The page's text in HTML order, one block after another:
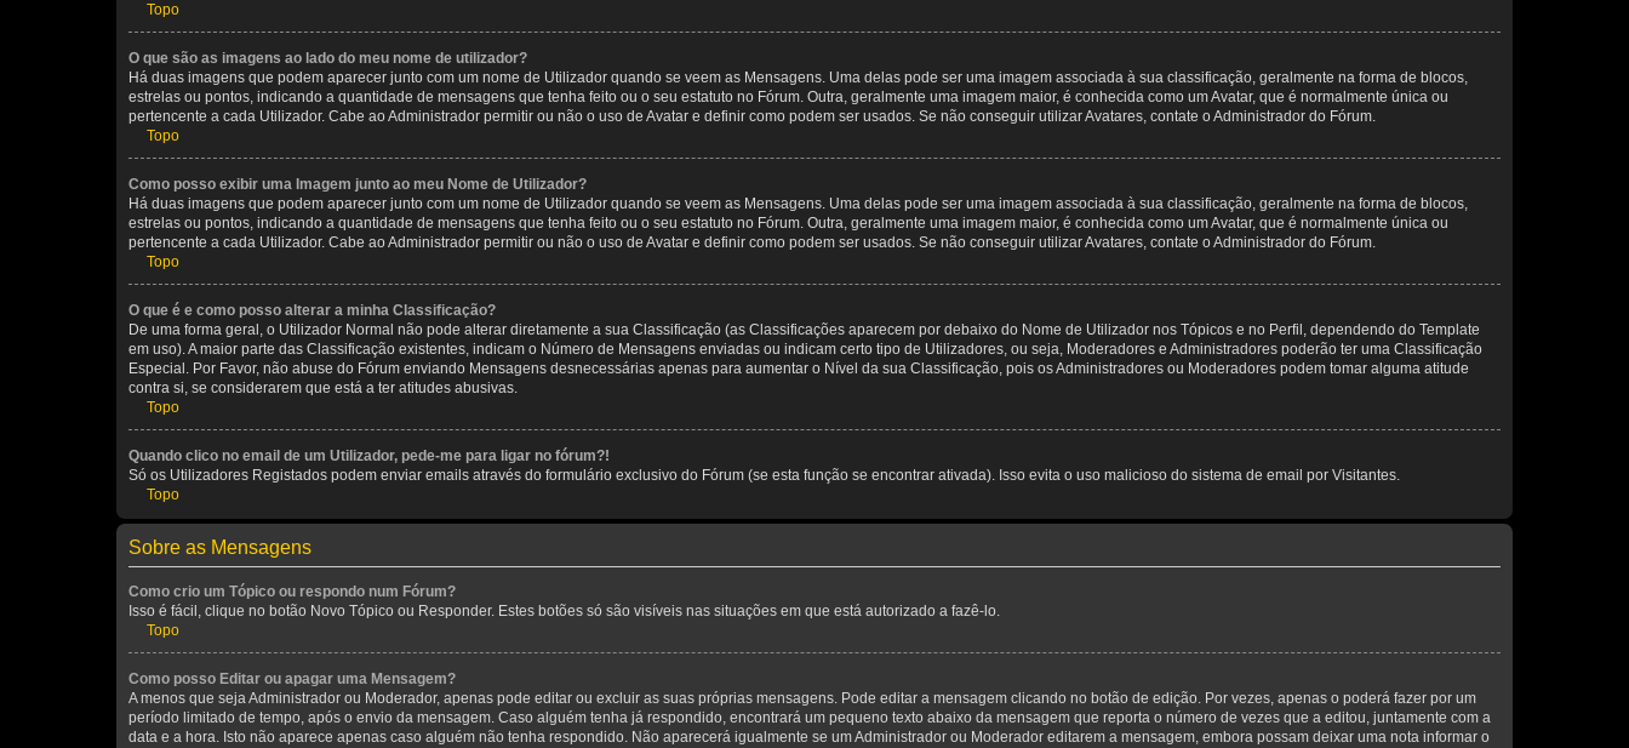
Topo
O que são as imagens ao lado do meu nome de utilizador?
Há duas imagens que podem aparecer junto com um nome de Utilizador quando se veem as Mensagens. Uma delas pode ser uma imagem associada à sua classificação, geralmente na forma de blocos,
estrelas ou pontos, indicando a quantidade de mensagens que tenha feito ou o seu estatuto no Fórum. Outra, geralmente uma imagem maior, é conhecida como um Avatar, que é normalmente única ou
pertencente a cada Utilizador. Cabe ao Administrador permitir ou não o uso de Avatar e definir como podem ser usados. Se não conseguir utilizar Avatares, contate o Administrador do Fórum.
Topo
Como posso exibir uma Imagem junto ao meu Nome de Utilizador?
Há duas imagens que podem aparecer junto com um nome de Utilizador quando se veem as Mensagens. Uma delas pode ser uma imagem associada à sua classificação, geralmente na forma de blocos,
estrelas ou pontos, indicando a quantidade de mensagens que tenha feito ou o seu estatuto no Fórum. Outra, geralmente uma imagem maior, é conhecida como um Avatar, que é normalmente única ou
pertencente a cada Utilizador. Cabe ao Administrador permitir ou não o uso de Avatar e definir como podem ser usados. Se não conseguir utilizar Avatares, contate o Administrador do Fórum.
Topo
O que é e como posso alterar a minha Classificação?
De uma forma geral, o Utilizador Normal não pode alterar diretamente a sua Classificação (as Classificações aparecem por debaixo do Nome de Utilizador nos Tópicos e no Perfil, dependendo do Template
em uso). A maior parte das Classificação existentes, indicam o Número de Mensagens enviadas ou indicam certo tipo de Utilizadores, ou seja, Moderadores e Administradores poderão ter uma Classificação
Especial. Por Favor, não abuse do Fórum enviando Mensagens desnecessárias apenas para aumentar o Nível da sua Classificação, pois os Administradores ou Moderadores podem tomar alguma atitude
contra si, se considerarem que está a ter atitudes abusivas.
Topo
Quando clico no email de um Utilizador, pede-me para ligar no fórum?!
Só os Utilizadores Registados podem enviar emails através do formulário exclusivo do Fórum (se esta função se encontrar ativada). Isso evita o uso malicioso do sistema de email por Visitantes.
Topo
Sobre as Mensagens
Como crio um Tópico ou respondo num Fórum?
Isso é fácil, clique no botão Novo Tópico ou Responder. Estes botões só são visíveis nas situações em que está autorizado a fazê-lo.
Topo
Como posso Editar ou apagar uma Mensagem?
A menos que seja Administrador ou Moderador, apenas pode editar ou excluir as suas próprias mensagens. Pode editar a mensagem clicando no botão de edição. Por vezes, apenas o poderá fazer por um
período limitado de tempo, após o envio da mensagem. Caso alguém tenha já respondido, encontrará um pequeno texto abaixo da mensagem que reporta o número de vezes que a editou, juntamente com a
data e a hora. Isto não aparece apenas caso alguém não tenha respondido. Não aparecerá igualmente se um Administrador ou Moderador editarem a mensagem, embora possam deixar uma nota informar o